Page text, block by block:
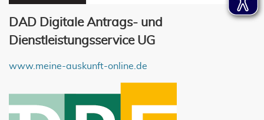
DAD Digitale Antrags- und
Dienstleistungsservice UG
www.meine-auskunft-online.de